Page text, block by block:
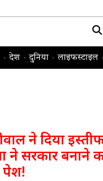
देश दुनिया लाइफस्टाइल
ने दिया
ने सरकार बनाने
पेश!